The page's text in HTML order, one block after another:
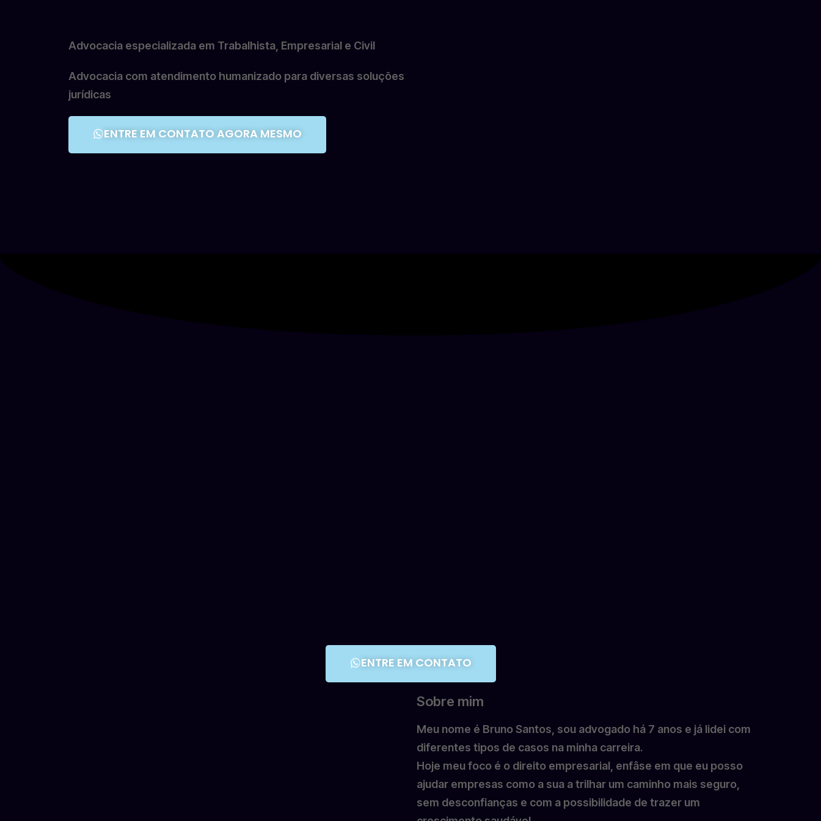
Advocacia especializada em Trabalhista, Empresarial e Civil
Advocacia com atendimento humanizado para diversas soluções
jurídicas
ENTRE EM CONTATO AGORA MESMO
ENTRE EM CONTATO
Sobre mim
Meu nome é Bruno Santos, sou advogado há 7 anos e já lidei com
diferentes tipos de casos na minha carreira.
Hoje meu foco é o direito empresarial, enfâse em que eu posso
ajudar empresas como a sua a trilhar um caminho mais seguro,
sem desconfianças e com a possibilidade de trazer um